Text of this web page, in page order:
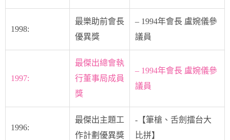
1998:
最樂助前會長
優異獎
– 1994年會長 盧婉儀參
議員
1997:
最傑出總會執
行董事局成員
獎
– 1994年會長 盧婉儀參
議員
1996:
最傑出主題工
作計劃優異獎
-【筆槍、舌劍擂台大
比拼】